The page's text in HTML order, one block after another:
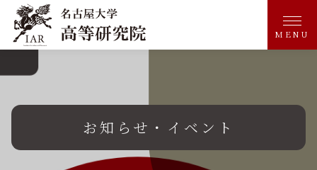
MENU
お知らせ・イベント